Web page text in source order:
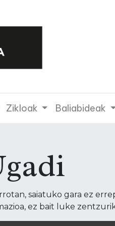
Zikloak Baliabideak
saiatuko gara ez
ez bait luke